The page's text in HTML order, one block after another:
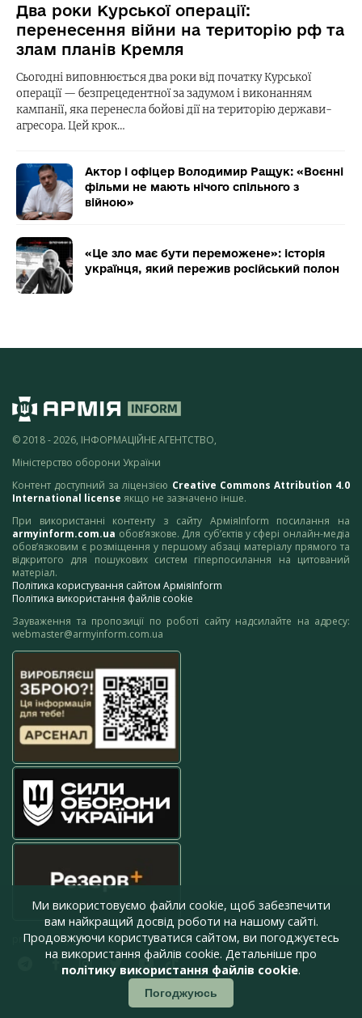
Два роки Курської операції:
перенесення війни на територію рф та
злам планів Кремля
Сьогодні виповнюється два роки від початку Курської
операції — безпрецедентної за задумом і виконанням
кампанії, яка перенесла бойові дії на територію держави-
агресора. Цей крок…
Актор і офіцер Володимир Ращук: «Воєнні
фільми не мають нічого спільного з
війною»
«Це зло має бути переможене»: історія
українця, який пережив російський полон
© 2018 - 2026, ІНФОРМАЦІЙНЕ АГЕНТСТВО,
Міністерство оборони України
Контент доступний за ліцензією Creative Commons Attribution 4.0
International license якщо не зазначено інше.
При використанні контенту з сайту АрміяInform посилання на
armyinform.com.ua обов’язкове. Для суб’єктів у сфері онлайн-медіа
обов’язковим є розміщення у першому абзаці матеріалу прямого та
відкритого для пошукових систем гіперпосилання на цитований
матеріал.
Політика користування сайтом АрміяInform
Політика використання файлів cookie
Зауваження та пропозиції по роботі сайту надсилайте на адресу:
webmaster@armyinform.com.ua
press@armyinform.com.ua
Ми використовуємо файли cookie, щоб забезпечити
вам найкращий досвід роботи на нашому сайті.
Продовжуючи користуватися сайтом, ви погоджуєтесь
на використання файлів cookie. Детальніше про
політику використання файлів cookie.
Погоджуюсь